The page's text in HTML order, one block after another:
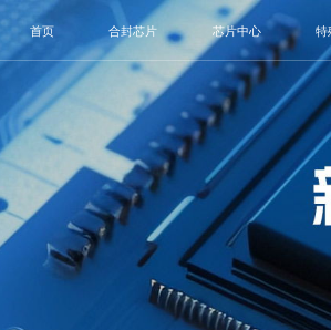
首页 合封芯片 芯片中心 特